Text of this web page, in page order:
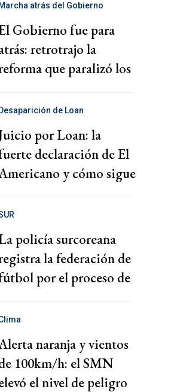
Marcha atrás del Gobierno
Gobierno fue para
retrotrajo la
que paralizó los
Desaparición de Loan
por Loan: la
declaración de El
y cómo sigue
policía surcoreana
la federación de
por el proceso de
naranja y vientos
100km/h: el SMN
el nivel de peligro